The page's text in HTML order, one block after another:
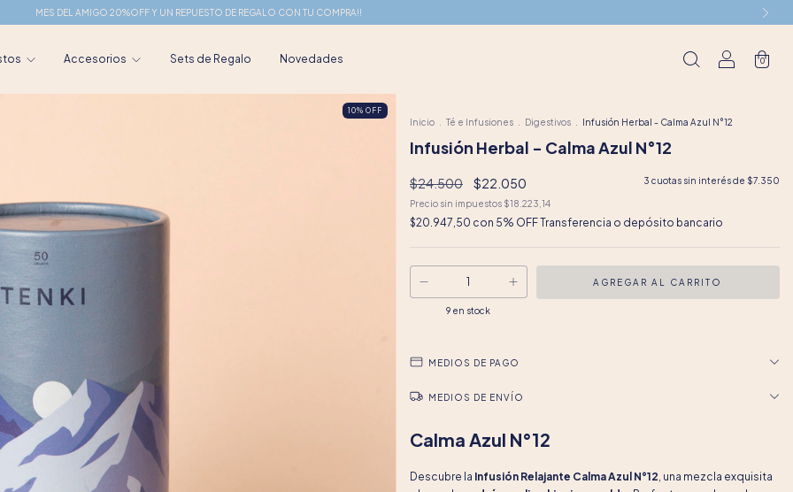
MES DEL AMIGO 20%OFF Y UN REPUESTO DE REGALO CON TU COMPRA!!
Accesorios Sets de Regalo Novedades 0
10% OFF
Inicio Té e Infusiones Digestivos Infusión Herbal - Calma Azul N°12
Infusión Herbal - Calma Azul N°12
$24.500 $22.050 3 cuotas sin interés de $7.350
Precio sin impuestos $18.223,14
$20.947,50 con 5% OFF Transferencia o depósito bancario
9 en stock
MEDIOS DE PAGO
MEDIOS DE ENVÍO
Calma Azul N°12
Descubre la Infusión Relajante Calma Azul N°12 , una mezcla exquisita